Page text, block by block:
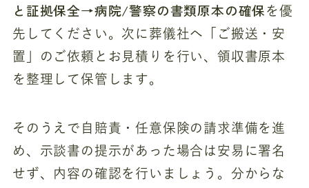
と証拠保全→病院/警察の書類原本の確保 を優
先してください。次に葬儀社へ「ご搬送・安
置」のご依頼とお見積りを行い、領収書原本
を整理して保管します。
そのうえで自賠責・任意保険の請求準備を進
め、示談書の提示があった場合は安易に署名
せず、内容の確認を行いましょう。分からな